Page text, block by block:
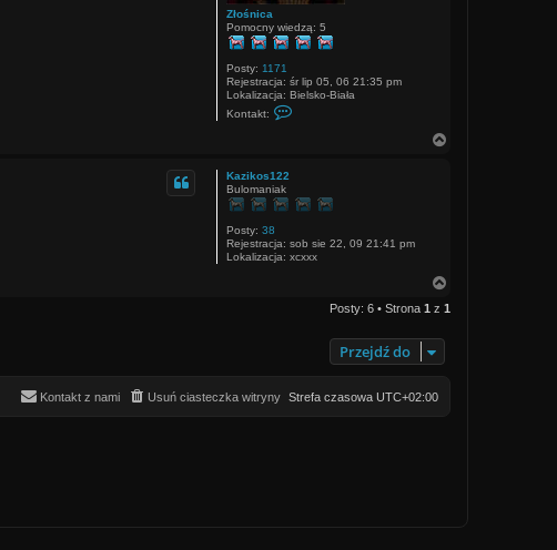
Złośnica
Pomocny wiedzą: 5
Posty: 1171
Rejestracja: śr lip 05, 06 21:35 pm
Lokalizacja: Bielsko-Biała
Kontakt:
t
u
s
i
Kazikos122
Bulomaniak
Posty: 38
Rejestracja: sob sie 22, 09 21:41 pm
Lokalizacja: xcxxx
g
Posty: 6 • Strona 1 z 1
Przejdź do
Strefa czasowa UTC+02:00
Usuń ciasteczka witryny
Kontakt z nami